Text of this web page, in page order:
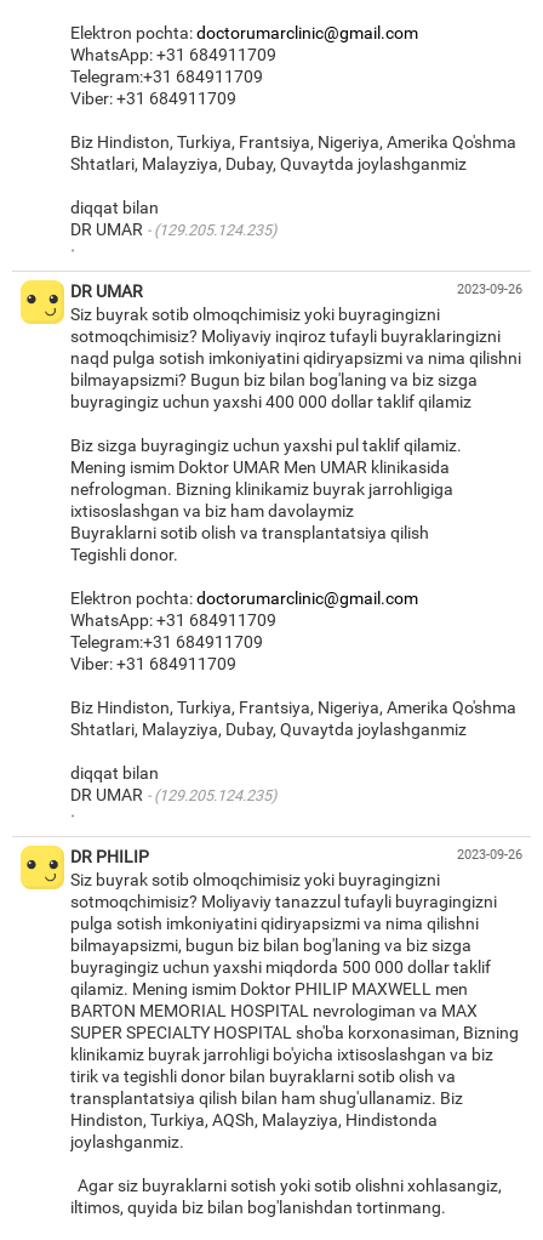
Elektron pochta:doctorumarclinic@gmail.com
WhatsApp: +31 684911709
Telegram:+31 684911709
Viber: +31 684911709
Biz Hindiston, Turkiya, Frantsiya, Nigeriya, Amerika Qo'shma
Shtatlari, Malayziya, Dubay, Quvaytda joylashganmiz
diqqat bilan
DR UMAR
(129.205.124.235)
·
2023-09-26
DR UMAR
Siz buyrak sotib olmoqchimisiz yoki buyragingizni
sotmoqchimisiz? Moliyaviy inqiroz tufayli buyraklaringizni
naqd pulga sotish imkoniyatini qidiryapsizmi va nima qilishni
bilmayapsizmi? Bugun biz bilan bog'laning va biz sizga
buyragingiz uchun yaxshi 400 000 dollar taklif qilamiz
Biz sizga buyragingiz uchun yaxshi pul taklif qilamiz.
Mening ismim Doktor UMAR Men UMAR klinikasida
nefrologman. Bizning klinikamiz buyrak jarrohligiga
ixtisoslashgan va biz ham davolaymiz
Buyraklarni sotib olish va transplantatsiya qilish
Tegishli donor.
Elektron pochta:doctorumarclinic@gmail.com
WhatsApp: +31 684911709
Telegram:+31 684911709
Viber: +31 684911709
Biz Hindiston, Turkiya, Frantsiya, Nigeriya, Amerika Qo'shma
Shtatlari, Malayziya, Dubay, Quvaytda joylashganmiz
diqqat bilan
DR UMAR
(129.205.124.235)
·
2023-09-26
DR PHILIP
Siz buyrak sotib olmoqchimisiz yoki buyragingizni
sotmoqchimisiz? Moliyaviy tanazzul tufayli buyragingizni
pulga sotish imkoniyatini qidiryapsizmi va nima qilishni
bilmayapsizmi, bugun biz bilan bog'laning va biz sizga
buyragingiz uchun yaxshi miqdorda 500 000 dollar taklif
qilamiz. Mening ismim Doktor PHILIP MAXWELL men
BARTON MEMORIAL HOSPITAL nevrologiman va MAX
SUPER SPECIALTY HOSPITAL sho'ba korxonasiman, Bizning
klinikamiz buyrak jarrohligi bo'yicha ixtisoslashgan va biz
tirik va tegishli donor bilan buyraklarni sotib olish va
transplantatsiya qilish bilan ham shug'ullanamiz. Biz
Hindiston, Turkiya, AQSh, Malayziya, Hindistonda
joylashganmiz.
Agar siz buyraklarni sotish yoki sotib olishni xohlasangiz,
iltimos, quyida biz bilan bog'lanishdan tortinmang.